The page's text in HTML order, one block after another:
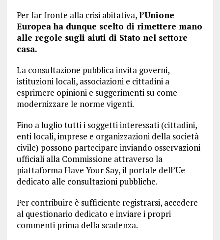
Per far fronte alla crisi abitativa,l’Unione
Europea ha dunque scelto di rimettere mano
alle regole sugli aiuti di Stato nel settore
casa.
La consultazione pubblica invita governi,
istituzioni locali, associazioni e cittadini a
esprimere opinioni e suggerimenti su come
modernizzare le norme vigenti.
Fino a luglio tutti i soggetti interessati (cittadini,
enti locali, imprese e organizzazioni della società
civile) possono partecipare inviando osservazioni
ufficiali alla Commissione attraverso la
piattaforma Have Your Say, il portale dell’Ue
dedicato alle consultazioni pubbliche.
Per contribuire è sufficiente registrarsi, accedere
al questionario dedicato e inviare i propri
commenti prima della scadenza.